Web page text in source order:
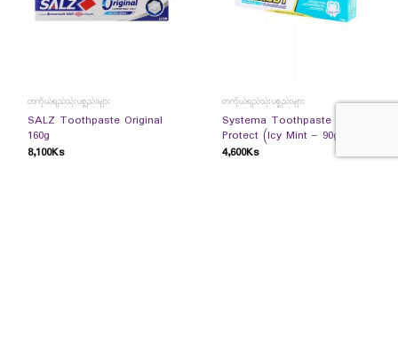
တကိုယ်ရည်သုံးပစ္စည်းများ
SALZ Toothpaste Original
160g
8,100Ks
တကိုယ်ရည်သုံးပစ္စည်းများ
Systema Toothpaste Care
Protect (Icy Mint – 90g )
4,600Ks